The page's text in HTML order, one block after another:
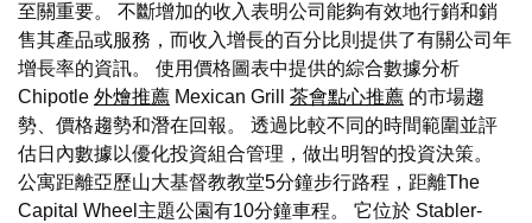
至關重要。 不斷增加的收入表明公司能夠有效地行銷和銷
售其產品或服務，而收入增長的百分比則提供了有關公司年
增長率的資訊。 使用價格圖表中提供的綜合數據分析
Chipotle 外燴推薦 Mexican Grill 茶會點心推薦 的市場趨
勢、價格趨勢和潛在回報。 透過比較不同的時間範圍並評
估日內數據以優化投資組合管理，做出明智的投資決策。
公寓距離亞歷山大基督教教堂5分鐘步行路程，距離The
Capital Wheel主題公園有10分鐘車程。 它位於 Stabler-